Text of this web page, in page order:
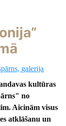
galerija
kultūras
no
Aicinām visus
atklāšanu un